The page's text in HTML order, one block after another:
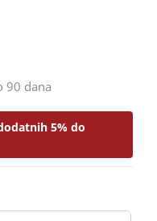
90 dana
5% do